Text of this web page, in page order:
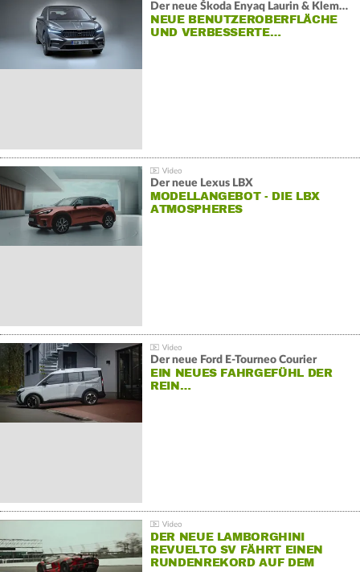
Der neue Škoda Enyaq Laurin & Klement
NEUE BENUTZEROBERFLÄCHE
UND VERBESSERTE…
Der neue Lexus LBX
MODELLANGEBOT - DIE LBX
ATMOSPHERES
Der neue Ford E-Tourneo Courier
EIN NEUES FAHRGEFÜHL DER
REIN…
DER NEUE LAMBORGHINI
REVUELTO SV FÄHRT EINEN
RUNDENREKORD AUF DEM